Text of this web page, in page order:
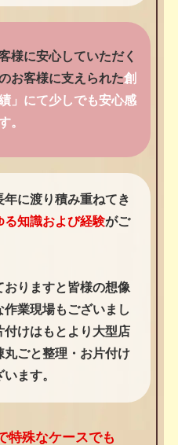
様に安心していただく
お客様に支えられた創
」にて少しでも安心感
。
年に渡り積み重ねてき
る知識および経験がご
おりますと皆様の想像
業現場もございまし
けはもとより大型店
ごと整理・お片付け
ます。
特殊なケースでも